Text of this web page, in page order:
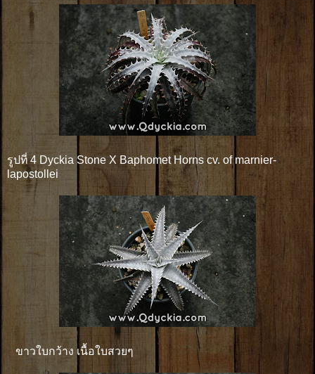
รูปที่ 4 Dyckia Stone X Baphomet Horns cv. of marnier-
lapostollei
ขาวใบกว้าง เนื้อใบสวยๆ